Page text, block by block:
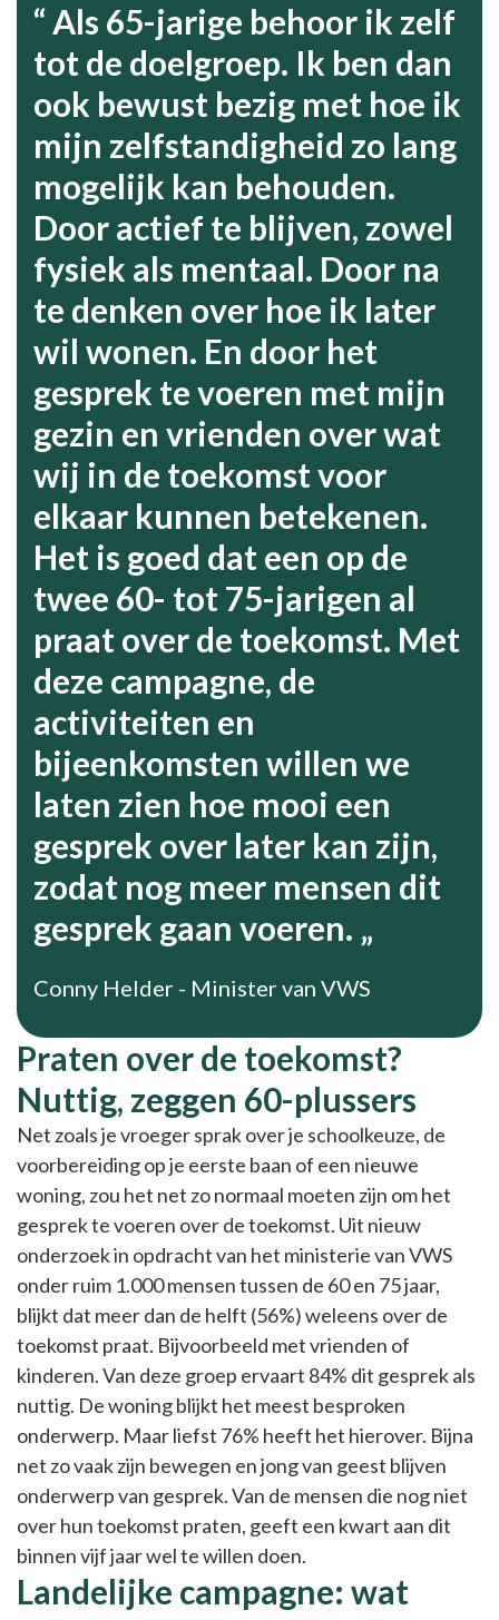
Als 65-jarige behoor ik zelf
tot de doelgroep. Ik ben dan
ook bewust bezig met hoe ik
mijn zelfstandigheid zo lang
mogelijk kan behouden.
Door actief te blijven, zowel
fysiek als mentaal. Door na
te denken over hoe ik later
wil wonen. En door het
gesprek te voeren met mijn
gezin en vrienden over wat
wij in de toekomst voor
elkaar kunnen betekenen.
Het is goed dat een op de
twee 60- tot 75-jarigen al
praat over de toekomst. Met
deze campagne, de
activiteiten en
bijeenkomsten willen we
laten zien hoe mooi een
gesprek over later kan zijn,
zodat nog meer mensen dit
gesprek gaan voeren.
Conny Helder - Minister van VWS
Praten over de toekomst?
Nuttig, zeggen 60-plussers
Net zoals je vroeger sprak over je schoolkeuze, de
voorbereiding op je eerste baan of een nieuwe
woning, zou het net zo normaal moeten zijn om het
gesprek te voeren over de toekomst. Uit nieuw
onderzoek in opdracht van het ministerie van VWS
onder ruim 1.000 mensen tussen de 60 en 75 jaar,
blijkt dat meer dan de helft (56%) weleens over de
toekomst praat. Bijvoorbeeld met vrienden of
kinderen. Van deze groep ervaart 84% dit gesprek als
nuttig. De woning blijkt het meest besproken
onderwerp. Maar liefst 76% heeft het hierover. Bijna
net zo vaak zijn bewegen en jong van geest blijven
onderwerp van gesprek. Van de mensen die nog niet
over hun toekomst praten, geeft een kwart aan dit
binnen vijf jaar wel te willen doen.
Landelijke campagne: wat